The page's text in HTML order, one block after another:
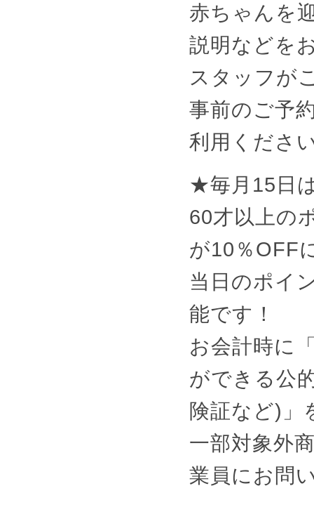
赤ちゃんを
説明などを
スタッフが
事前のご予
利用くださ
★毎月15日
60才以上の
が10％OFF
当日のポイ
能です！
お会計時に
ができる公
険証など)」
一部対象外
業員にお問